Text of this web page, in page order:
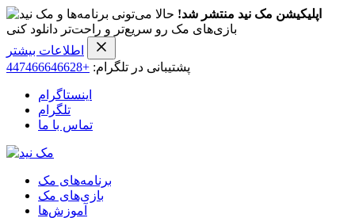
اپلیکیشن مک نید منتشر شد! حالا می‌تونی برنامه‌ها و
بازی‌های مک رو سریع‌تر و راحت‌تر دانلود کنی
اطلاعات بیشتر
پشتیبانی در تلگرام: +447466646628
اینستاگرام
تلگرام
تماس با ما
برنامه‌های مک
بازی‌های مک
آموزش‌ها